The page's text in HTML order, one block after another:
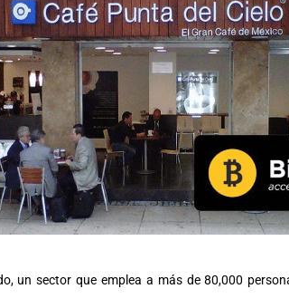
un sector que emplea a más de 80,000